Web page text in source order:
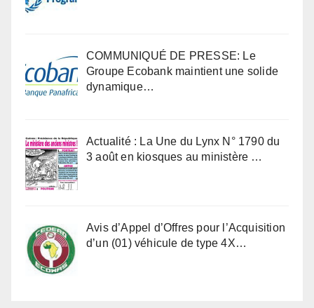
COMMUNIQUÉ DE PRESSE: Le
Groupe Ecobank maintient une solide
dynamique…
Actualité : La Une du Lynx N° 1790 du
3 août en kiosques au ministère …
Avis d’Appel d’Offres pour l’Acquisition
d’un (01) véhicule de type 4X…